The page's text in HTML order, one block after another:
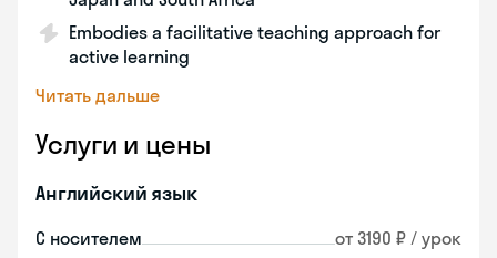
Embodies a facilitative teaching approach for
active learning
Читать дальше
Услуги и цены
Английский язык
С носителем от 3190 ₽ / урок